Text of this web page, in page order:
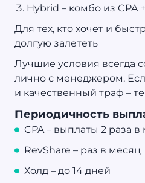
Hybrid – комбо из CPA
Для тех, кто хочет и
долгую залететь
Лучшие условия всегда
лично с менеджером.
и качественный траф –
Периодичность
CPA – выплаты 2 раза в
RevShare – раз в месяц
Холд – до 14 дней